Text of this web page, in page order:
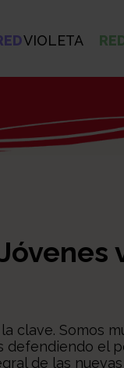
VIOLETA
clave. Somos
defendiendo el
de las